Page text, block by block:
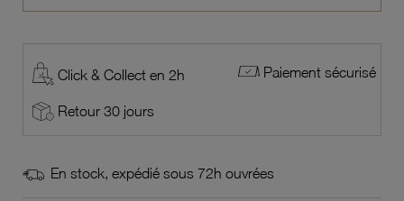
Click & Collect en 2h Paiement sécurisé
Retour 30 jours
En stock, expédié sous 72h ouvrées